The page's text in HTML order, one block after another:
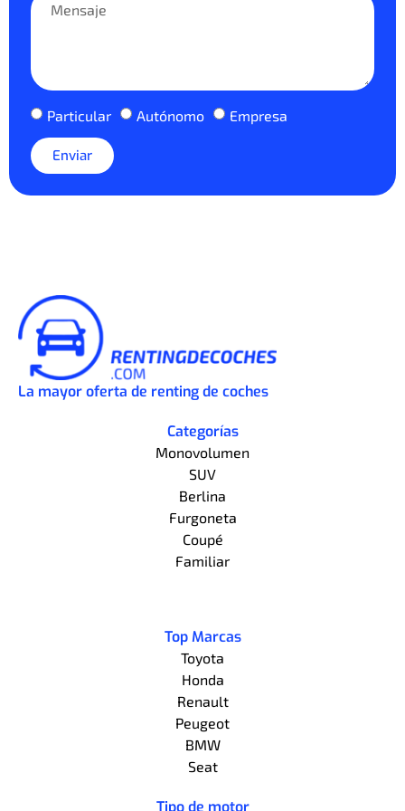
Particular Autónomo Empresa
Enviar
La mayor oferta de renting de coches
Categorías
Monovolumen
SUV
Berlina
Furgoneta
Coupé
Familiar
Top Marcas
Toyota
Honda
Renault
Peugeot
BMW
Seat
Tipo de motor